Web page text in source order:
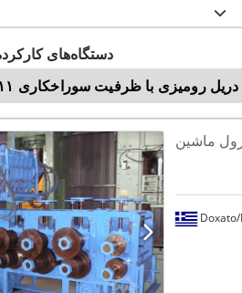
دستگاه‌های
رومیزی با ظرفیت سوراخکاری ۱۱ تا ۱۶ میلی‌متر
Doxato/
ماشین